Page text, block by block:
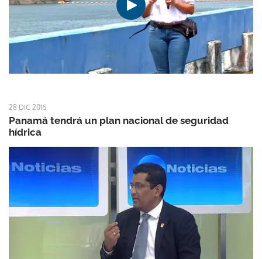
28 DIC 2015
Panamá tendrá un plan nacional de seguridad
hídrica